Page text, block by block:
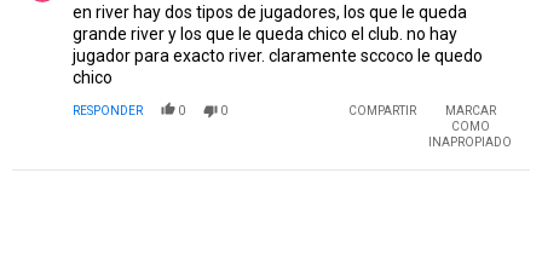
en river hay dos tipos de jugadores, los que le queda
grande river y los que le queda chico el club. no hay
jugador para exacto river. claramente sccoco le quedo
chico
RESPONDER 0 0 COMPARTIR
MARCAR
COMO
INAPROPIADO